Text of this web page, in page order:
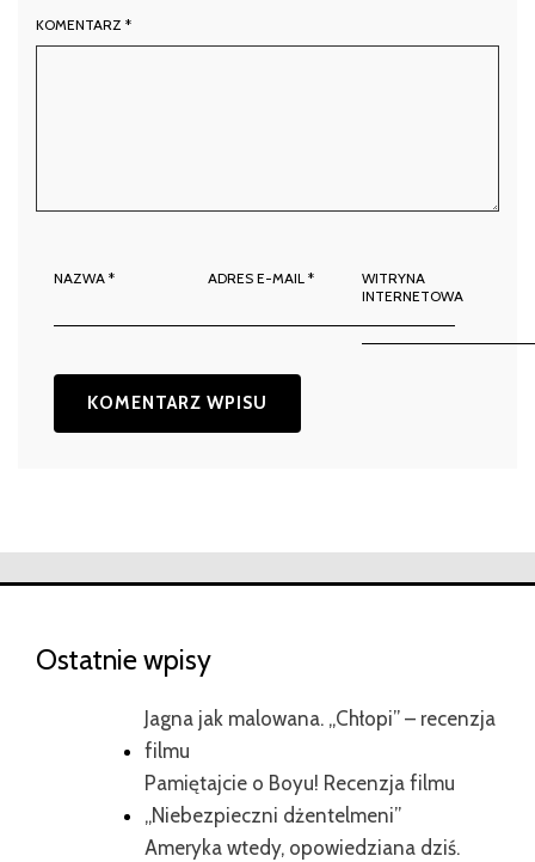
KOMENTARZ *
NAZWA * ADRES E-MAIL*
WITRYNA
INTERNETOWA
Ostatnie wpisy
Jagna jak malowana. „Chłopi” – recenzja
filmu
Pamiętajcie o Boyu! Recenzja filmu
„Niebezpieczni dżentelmeni”
Ameryka wtedy, opowiedziana dziś.